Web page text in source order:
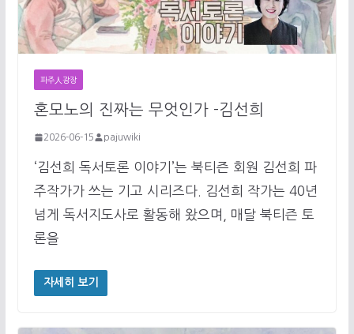
파주人광장
혼모노의 진짜는 무엇인가 -김선희
2026-06-15 pajuwiki
‘김선희 독서토론 이야기’는 북티즌 회원 김선희 파
주작가가 쓰는 기고 시리즈다. 김선희 작가는 40년
넘게 독서지도사로 활동해 왔으며, 매달 북티즌 토
론을
자세히 보기